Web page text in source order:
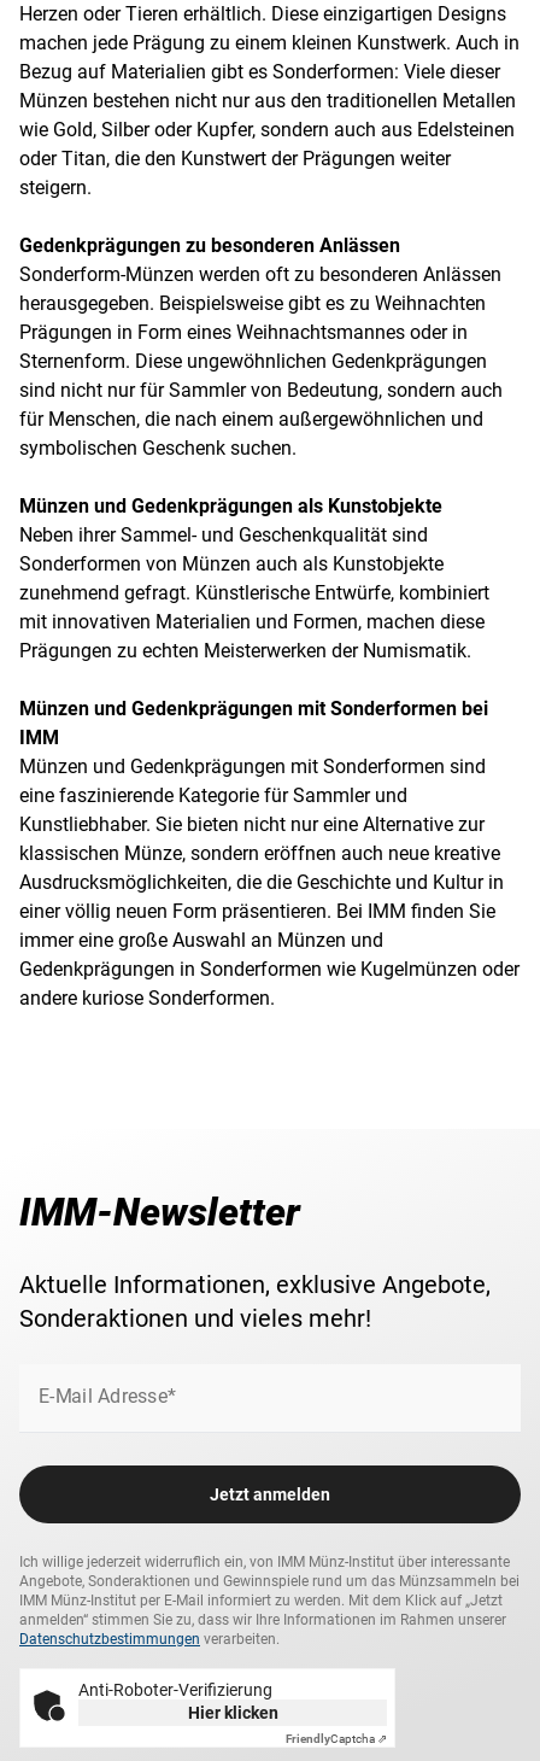
Herzen oder Tieren erhältlich. Diese einzigartigen Designs
machen jede Prägung zu einem kleinen Kunstwerk. Auch in
Bezug auf Materialien gibt es Sonderformen: Viele dieser
Münzen bestehen nicht nur aus den traditionellen Metallen
wie Gold, Silber oder Kupfer, sondern auch aus Edelsteinen
oder Titan, die den Kunstwert der Prägungen weiter
steigern.
Gedenkprägungen zu besonderen Anlässen
Sonderform-Münzen werden oft zu besonderen Anlässen
herausgegeben. Beispielsweise gibt es zu Weihnachten
Prägungen in Form eines Weihnachtsmannes oder in
Sternenform. Diese ungewöhnlichen Gedenkprägungen
sind nicht nur für Sammler von Bedeutung, sondern auch
für Menschen, die nach einem außergewöhnlichen und
symbolischen Geschenk suchen.
Münzen und Gedenkprägungen als Kunstobjekte
Neben ihrer Sammel- und Geschenkqualität sind
Sonderformen von Münzen auch als Kunstobjekte
zunehmend gefragt. Künstlerische Entwürfe, kombiniert
mit innovativen Materialien und Formen, machen diese
Prägungen zu echten Meisterwerken der Numismatik.
Münzen und Gedenkprägungen mit Sonderformen bei
IMM
Münzen und Gedenkprägungen mit Sonderformen sind
eine faszinierende Kategorie für Sammler und
Kunstliebhaber. Sie bieten nicht nur eine Alternative zur
klassischen Münze, sondern eröffnen auch neue kreative
Ausdrucksmöglichkeiten, die die Geschichte und Kultur in
einer völlig neuen Form präsentieren. Bei IMM finden Sie
immer eine große Auswahl an Münzen und
Gedenkprägungen in Sonderformen wie Kugelmünzen oder
andere kuriose Sonderformen.
IMM-Newsletter
Aktuelle Informationen, exklusive Angebote,
Sonderaktionen und vieles mehr!
E-Mail Adresse*
Jetzt anmelden
Ich willige jederzeit widerruflich ein, von IMM Münz-Institut über interessante
Angebote, Sonderaktionen und Gewinnspiele rund um das Münzsammeln bei
IMM Münz-Institut per E-Mail informiert zu werden. Mit dem Klick auf „Jetzt
anmelden“ stimmen Sie zu, dass wir Ihre Informationen im Rahmen unserer
Datenschutzbestimmungen verarbeiten.
Anti-Roboter-Verifizierung
Hier klicken
FriendlyCaptcha ⇗